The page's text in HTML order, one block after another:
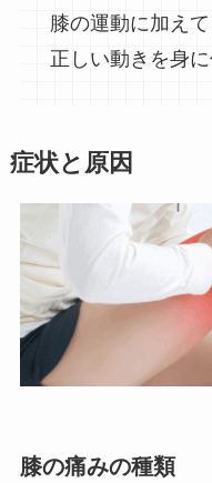
膝の運動に加え
正しい動きを身
症状と原因
膝の痛みの種類